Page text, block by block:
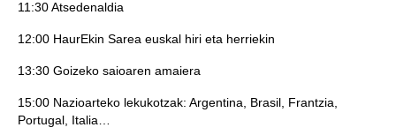
11:30 Atsedenaldia
12:00 HaurEkin Sarea euskal hiri eta herriekin
13:30 Goizeko saioaren amaiera
15:00 Nazioarteko lekukotzak: Argentina, Brasil, Frantzia,
Portugal, Italia…